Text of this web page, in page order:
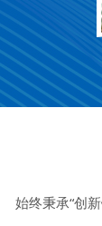
始终秉承“创